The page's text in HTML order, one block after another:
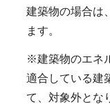
建築物の場合は
ます。
※建築物のエネ
適合している建
て、対象外とな